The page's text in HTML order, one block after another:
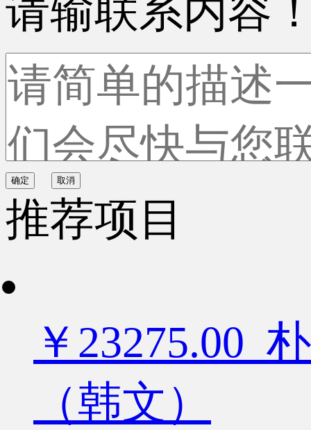
请输联系内容
确定 取消
推荐项目
￥23275.00
（韩文）